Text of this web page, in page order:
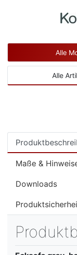
Alle
Alle
Maße &
Downloads